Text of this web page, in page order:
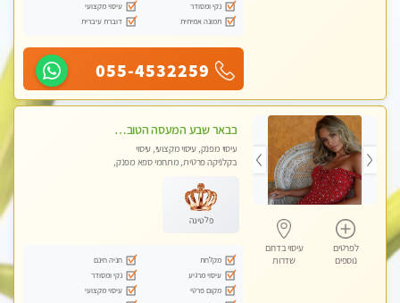
נקי ומסודר
עיסוי מקצועי
תמונה אמיתית
דוברת עיברית
055-4532259
לפרטים
נוספים
עיסוי בדרום
שדרות
בבאר שבע המעסה הטובה בעיר..
עיסוי מפנק, עיסוי מקצועי, עיסוי
בקלניקה פרטית, מתחמי ספא מפנק,
פלטינה
מקלחת
חניה חינם
עיסוי מרגיע
נקי ומסודר
מקום פרטי
עיסוי מקצועי